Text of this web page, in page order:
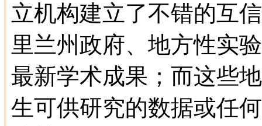
立机构建立了不错的互
里兰州政府、地方性实
最新学术成果；而这些
生可供研究的数据或任